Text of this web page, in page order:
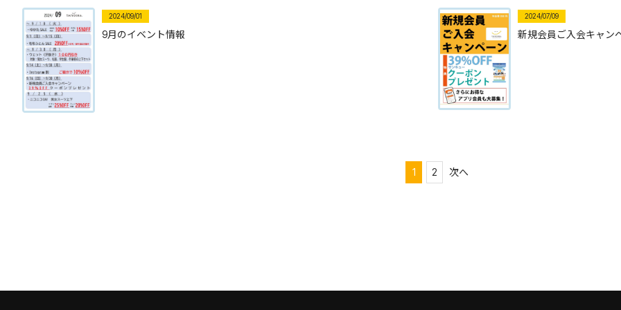
2024/09/01
9月のイベント情報
2024/07/09
新規会員ご入会キャン
投1 2 次へ